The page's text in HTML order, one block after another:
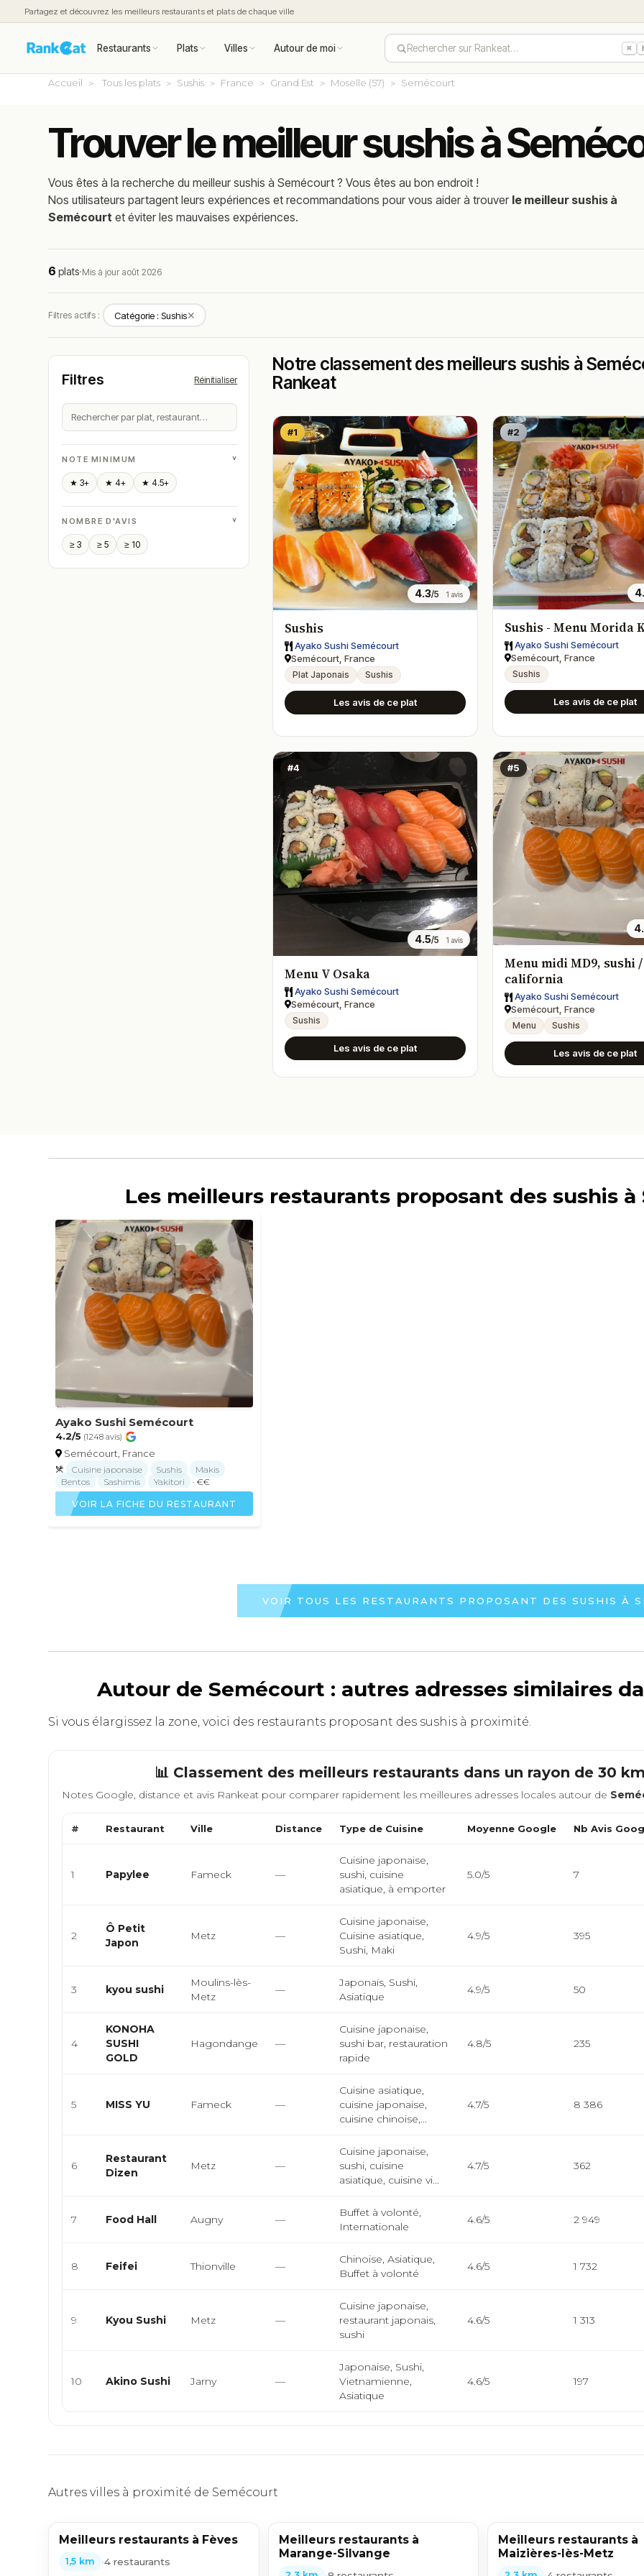
Partagez et découvrez les meilleurs restaurants et plats de chaque ville
Restaurants Plats Villes Autour de moi Rechercher sur Rankeat… ⌘
Accueil Tous les plats Sushis France Grand Est Moselle (57) Semécourt
Trouver le meilleur sushis à
Vous êtes à la recherche du meilleursushis àSemécourt ? Vous êtes au bon endroit !
Nos utilisateurs partagent leurs expériences et recommandations pour vous aider à trouver le meilleur sushis à
Semécourt et éviter les mauvaises expériences.
6 plats·Mis à jour août 2026
Filtres actifs : Catégorie : Sushis✕
Filtres Réinitialiser
NOTE MINIMUM ˅
★ 3+ ★ 4+ ★ 4.5+
NOMBRE D'AVIS ˅
≥ 3 ≥ 5 ≥ 10
Notre classement des meilleurs sushis à
Rankeat
#1
4.3/5 1 avis
Sushis
Ayako Sushi Semécourt
Semécourt, France
Plat Japonais Sushis
Les avis de ce plat
#2
Sushis - Menu Morida
Ayako Sushi Semécourt
Semécourt, France
Sushis
Les avis de ce plat
#4
4.5/5 1 avis
Menu V Osaka
Ayako Sushi Semécourt
Semécourt, France
Sushis
Les avis de ce plat
#5
Menu midi MD9, sushi /
california
Ayako Sushi Semécourt
Semécourt, France
Menu Sushis
Les avis de ce plat
Les meilleurs restaurants proposant des sushis
Ayako Sushi Semécourt
4.2/5 (1248 avis)
Semécourt, France
Cuisine japonaise Sushis
Makis
Bentos
Sashimis Yakitori · €€
VOIR LA FICHE DU RESTAURANT
VOIR TOUS LES RESTAURANTS PROPOSANT DES SUSHIS À
Autour de Semécourt : autres adresses similaires
Si vous élargissez la zone, voici des restaurants proposant des sushis à proximité.
📊 Classement des meilleurs restaurants dans un rayon de 30
Notes Google, distance et avis Rankeat pour comparer rapidement les meilleures adresses locales autour de
# Restaurant Ville Distance Type de Cuisine Moyenne Google Nb Avis
1 Papylee Fameck —
Cuisine japonaise,
sushi, cuisine
asiatique, à emporter
5.0/5 7
2
Ô Petit
Japon
Metz —
Cuisine japonaise,
Cuisine asiatique,
Sushi, Maki
4.9/5 395
3 kyou sushi
Moulins-lès-
Metz
—
Japonais, Sushi,
Asiatique
4.9/5 50
4
KONOHA
SUSHI
GOLD
Hagondange —
Cuisine japonaise,
sushi bar, restauration
rapide
4.8/5 235
5 MISS YU Fameck —
Cuisine asiatique,
cuisine japonaise,
cuisine chinoise,...
4.7/5 8 386
6
Restaurant
Dizen
Metz —
Cuisine japonaise,
sushi, cuisine
asiatique, cuisine vi...
4.7/5 362
7 Food Hall Augny —
Buffet à volonté,
Internationale
4.6/5 2 949
8 Feifei Thionville —
Chinoise, Asiatique,
Buffet à volonté
4.6/5 1 732
9 Kyou Sushi Metz —
Cuisine japonaise,
restaurant japonais,
sushi
4.6/5 1 313
10 Akino Sushi Jarny —
Japonaise, Sushi,
Vietnamienne,
Asiatique
4.6/5 197
Autres villes à proximité de Semécourt
Meilleurs restaurants à Fèves
1,5 km •4 restaurants
Meilleurs restaurants à
Marange-Silvange
Meilleurs restaurants à
Maizières-lès-Metz